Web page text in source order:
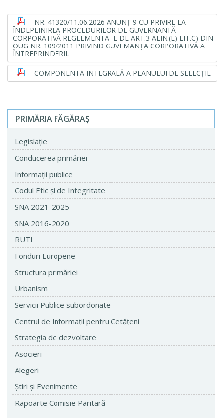
NR. 41320/11.06.2026 ANUNȚ 9 CU PRIVIRE LA
ÎNDEPLINIREA PROCEDURILOR DE GUVERNANTĂ
CORPORATIVĂ REGLEMENTATE DE ART.3 ALIN.(L) LIT.C) DIN
OUG NR. 109/2011 PRIVIND GUVEMANȚA CORPORATIVĂ A
ÎNTREPRINDERIL
COMPONENTA INTEGRALĂ A PLANULUI DE SELECȚIE
PRIMĂRIA FĂGĂRAŞ
Legislaţie
Conducerea primăriei
Informaţii publice
Codul Etic şi de Integritate
SNA 2021-2025
SNA 2016-2020
RUTI
Fonduri Europene
Structura primăriei
Urbanism
Servicii Publice subordonate
Centrul de Informaţii pentru Cetăţeni
Strategia de dezvoltare
Asocieri
Alegeri
Ştiri şi Evenimente
Rapoarte Comisie Paritară